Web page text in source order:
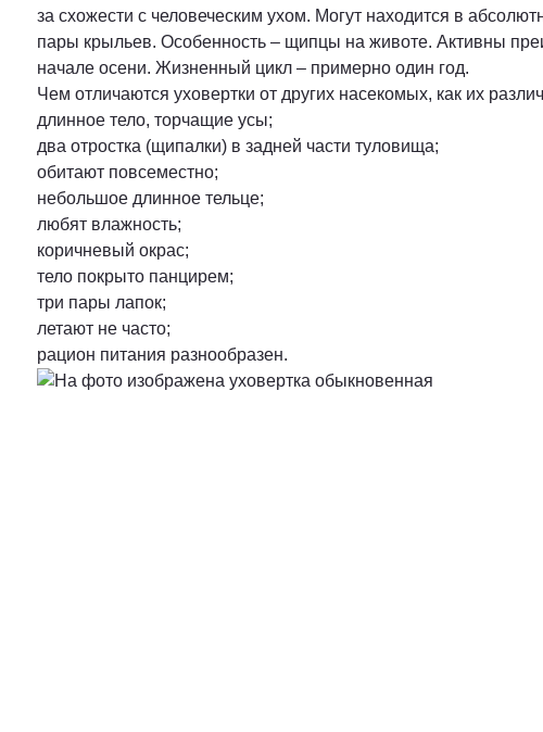
за схожести с человеческим ухом. Могут находится в
пары крыльев. Особенность – щипцы на животе. Активны
начале осени. Жизненный цикл – примерно один год.
Чем отличаются уховертки от других насекомых, как их
длинное тело, торчащие усы;
два отростка (щипалки) в задней части туловища;
обитают повсеместно;
небольшое длинное тельце;
любят влажность;
коричневый окрас;
тело покрыто панцирем;
три пары лапок;
летают не часто;
рацион питания разнообразен.